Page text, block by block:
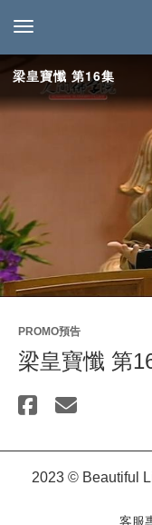
toggle navigation
梁皇寶懺 第16集
PROMO預告
梁皇寶懺 第
2023 © Beautiful
客服